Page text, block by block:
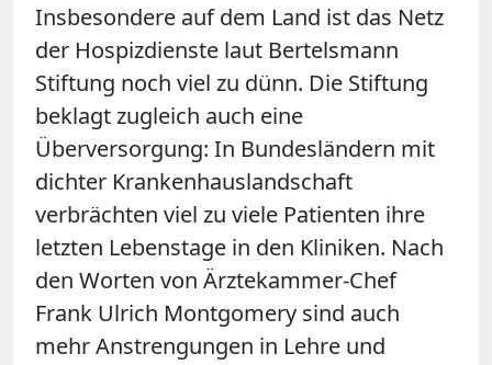
Insbesondere auf dem Land ist das Netz
der Hospizdienste laut Bertelsmann
Stiftung noch viel zu dünn. Die Stiftung
beklagt zugleich auch eine
Überversorgung: In Bundesländern mit
dichter Krankenhauslandschaft
verbrächten viel zu viele Patienten ihre
letzten Lebenstage in den Kliniken. Nach
den Worten von Ärztekammer-Chef
Frank Ulrich Montgomery sind auch
mehr Anstrengungen in Lehre und